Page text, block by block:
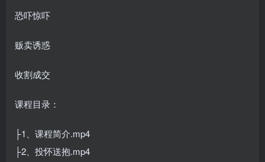
恐吓惊吓
贩卖诱惑
收割成交
课程目录：
├1、课程简介.mp4
├2、投怀送抱.mp4